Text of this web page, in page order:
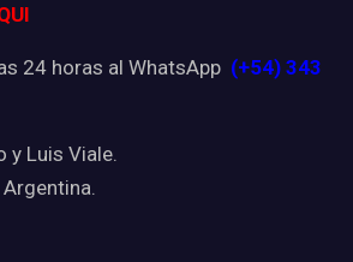
24 horas al WhatsApp (+54) 343
y Luis Viale.
Argentina.